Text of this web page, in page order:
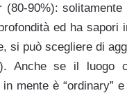
90%):
ed ha
si può scegliere di
Anche se il luogo
mente è